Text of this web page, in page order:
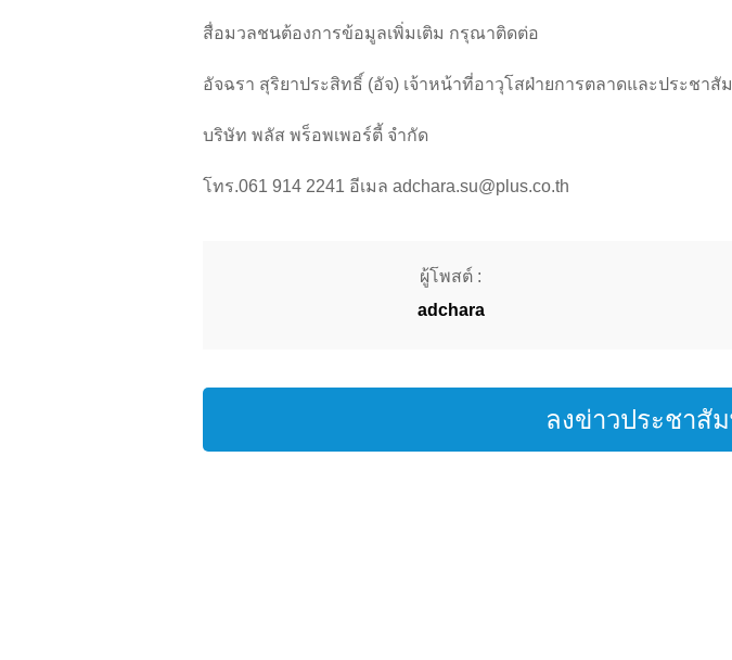
สื่อมวลชนต้องการข้อมูลเพิ่มเติม กรุณาติดต่อ
อัจฉรา สุริยาประสิทธิ์ (อัจ) เจ้าหน้าที่อาวุโสฝ่ายการตลาดและประชาสั
บริษัท พลัส พร็อพเพอร์ตี้ จำกัด
โทร.061 914 2241 อีเมล adchara.su@plus.co.th
ผู้โพสต์ :
adchara
ลงข่าวประชาสั